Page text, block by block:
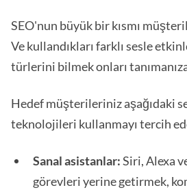
SEO'nun büyük bir kısmı
Ve kullandıkları farklı sesle
türlerini bilmek onları
Hedef müşterileriniz aşağıdaki
teknolojileri kullanmayı tercih
Sanal asistanlar:Siri, Alexa
görevleri yerine getirmek,